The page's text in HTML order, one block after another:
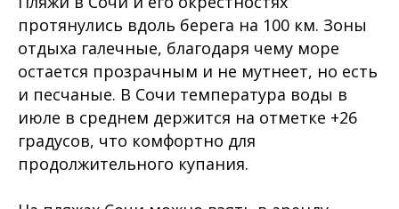
протянулись вдоль берега на 100 км. Зоны
отдыха галечные, благодаря чему море
остается прозрачным и не мутнеет, но есть
и песчаные. В Сочи температура воды в
июле в среднем держится на отметке +26
градусов, что комфортно для
продолжительного купания.